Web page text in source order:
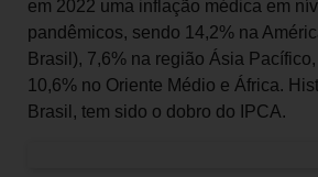
em 2022 uma inflação médica em
pandêmicos, sendo 14,2% na
Brasil), 7,6% na região Ásia
10,6% no Oriente Médio e África.
Brasil, tem sido o dobro do IPCA.